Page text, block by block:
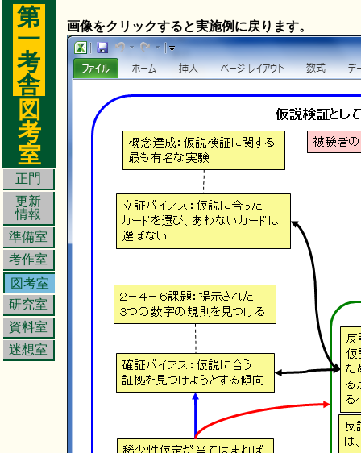
第
一
考
舎
図
考
室
正門
更新
情報
準備室
考作室
図考室
研究室
資料室
迷想室
画像をクリックすると実施例に戻ります。